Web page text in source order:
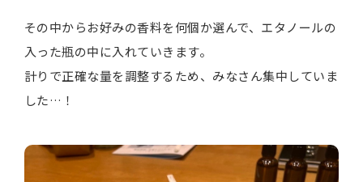
その中からお好みの香料を何個か選んで、エタノールの
入った瓶の中に入れていきます。
計りで正確な量を調整するため、みなさん集中していま
した…！